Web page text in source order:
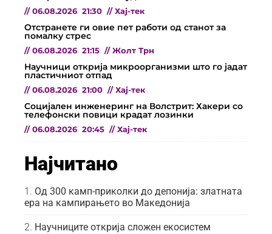
// 06.08.2026 21:30 // Хај-тек
Отстранете ги овие пет работи од станот за
помалку стрес
// 06.08.2026 21:15 // Жолт Трн
Научници открија микроорганизми што го јадат
пластичниот отпад
// 06.08.2026 21:00 // Хај-тек
Социјален инженеринг на Волстрит: Хакери со
телефонски повици крадат лозинки
// 06.08.2026 20:45 // Хај-тек
Најчитано
Од 300 камп-приколки до депонија: златната
ера на кампирањето во Македонија
Научниците открија сложен екосистем